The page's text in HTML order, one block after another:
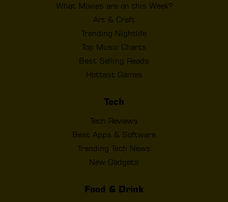
What Movies are on this Week?
Art & Craft
Trending Nightlife
Top Music Charts
Best Selling Reads
Hottest Games
Tech
Tech Reviews
Best Apps & Software
Trending Tech News
New Gadgets
Food & Drink